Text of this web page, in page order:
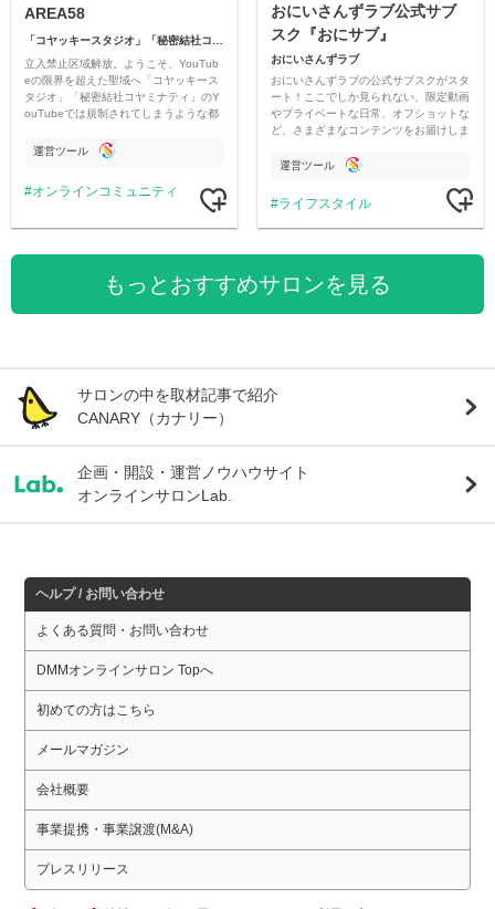
AREA58
立入禁止区域解放。ようこそ、YouTub
eの限界を超えた聖域へ「コヤッキース
タジオ」「秘密結社コヤミナティ」のY
ouTubeでは規制されてしまうような都
公開。
運営ツール
オンラインコミュニティ
おにいさんずラブ公式サブ
スク『おにサブ』
おにいさんずラブ
おにいさんずラブの公式サブスクがスタ
ート！ここでしか見られない、限定動画
やプライベートな日常、オフショットな
ど、さまざまなコンテンツをお届けしま
運営ツール
ライフスタイル
もっとおすすめサロンを見る
サロンの中を取材記事で紹介
CANARY（カナリー）
企画・開設・運営ノウハウサイト
オンラインサロンLab.
ヘルプ / お問い合わせ
よくある質問・お問い合わせ
DMMオンラインサロン Topへ
初めての方はこちら
メールマガジン
会社概要
事業提携・事業譲渡(M&A)
プレスリリース